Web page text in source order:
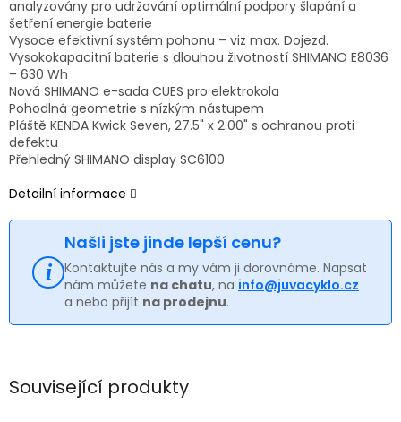
analyzovány pro udržování optimální podpory šlapání a
šetření energie baterie
Vysoce efektivní systém pohonu – viz max. Dojezd.
Vysokokapacitní baterie s dlouhou životností SHIMANO E8036
– 630 Wh
Nová SHIMANO e-sada CUES pro elektrokola
Pohodlná geometrie s nízkým nástupem
Pláště KENDA Kwick Seven, 27.5" x 2.00" s ochranou proti
defektu
Přehledný SHIMANO display SC6100
Detailní informace
Našli jste jinde lepší cenu?
Kontaktujte nás a my vám ji dorovnáme. Napsat
nám můžete na chatu, na info@juvacyklo.cz
a nebo přijít na prodejnu.
Související produkty